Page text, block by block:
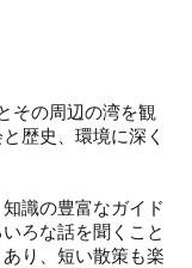
その周辺の湾を観
歴史、環境に深く
識の豊富なガイド
ろな話を聞くこと
り、短い散策も楽